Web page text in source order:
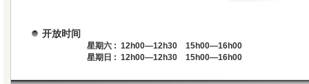
开放时间
星期六 : 12h00—12h30 15h00—16h00
星期日 : 12h00—12h30 15h00—16h00